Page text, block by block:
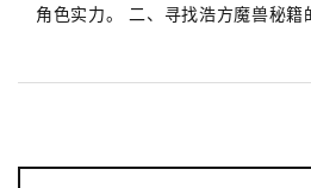
角色实力。 二、寻找浩方魔兽秘籍